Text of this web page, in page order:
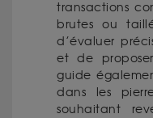
transactions
brutes ou
d’évaluer
et de
guide
dans les
souhaitant